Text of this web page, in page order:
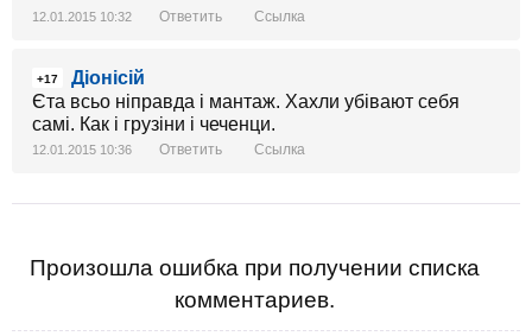
Любить после этого какцапчиков здесь все равно на
12.01.2015 10:32 Ответить Ссылка
+17
Діонісій
Єта всьо ніправда і мантаж. Хахли убівают себя
самі. Как і грузіни і чеченци.
12.01.2015 10:36 Ответить Ссылка
Произошла ошибка при получении списка
комментариев.